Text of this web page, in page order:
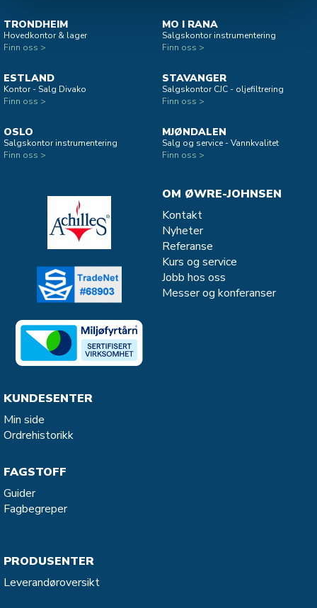
TRONDHEIM
Hovedkontor & lager
Finn oss >
ESTLAND
Kontor - Salg Divako
Finn oss >
OSLO
Salgskontor instrumentering
Finn oss >
MO I RANA
Salgskontor instrumentering
Finn oss >
STAVANGER
Salgskontor CJC - oljefiltrering
Finn oss >
MJØNDALEN
Salg og service - Vannkvalitet
Finn oss >
OM ØWRE-JOHNSEN
Kontakt
Nyheter
Referanse
Kurs og service
Jobb hos oss
Messer og konferanser
KUNDESENTER
Min side
Ordrehistorikk
FAGSTOFF
Guider
Fagbegreper
PRODUSENTER
Leverandøroversikt